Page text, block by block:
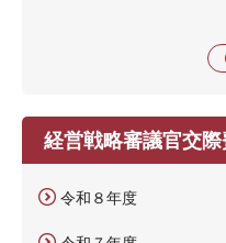
経営戦略審議官交
令和８年度